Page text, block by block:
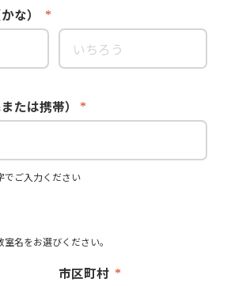
な）
たは携帯）
ご入力ください
名をお選びください。
市区町村